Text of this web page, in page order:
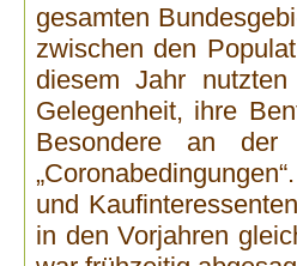
gesamten
zwischen den
diesem Jahr
Gelegenheit, ihre
Besondere an der
und
in den Vorjahren